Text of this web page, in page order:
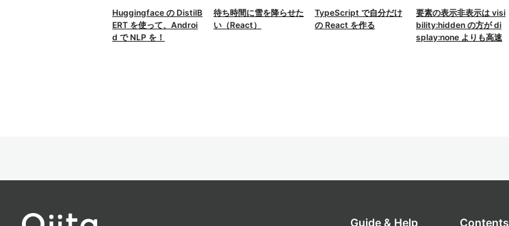
Huggingface の DistilB
ERT を使って、Androi
d で NLP を！
待ち時間に雪を降らせた
い（React）
TypeScript で自分だけ
の React を作る
要素の表示非表示は visi
bility:hidden の方が di
splay:none よりも高速
Guide & Help Contents